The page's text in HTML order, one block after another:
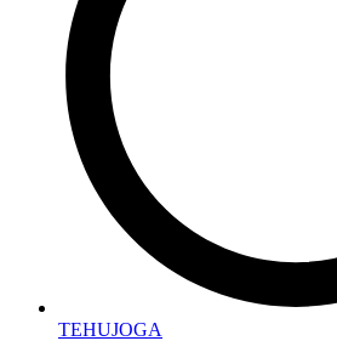
TEHUJOGA